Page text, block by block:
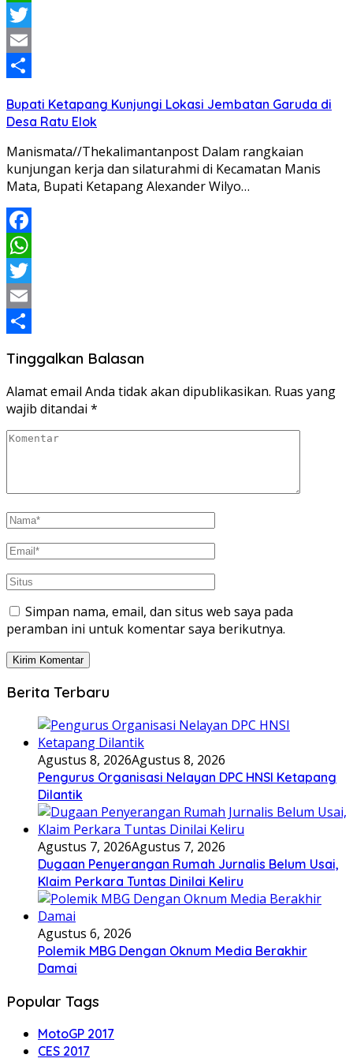
WhatsApp
Twitter
Email
Bupati Ketapang Kunjungi Lokasi Jembatan Garuda di
Desa Ratu Elok
Manismata//Thekalimantanpost Dalam rangkaian
kunjungan kerja dan silaturahmi di Kecamatan Manis
Mata, Bupati Ketapang Alexander Wilyo…
Facebook
WhatsApp
Twitter
Email
Tinggalkan Balasan
Alamat email Anda tidak akan dipublikasikan. Ruas yang
wajib ditandai *
Simpan nama, email, dan situs web saya pada
peramban ini untuk komentar saya berikutnya.
Berita Terbaru
Agustus 8, 2026Agustus 8, 2026
Pengurus Organisasi Nelayan DPC HNSI Ketapang
Dilantik
Agustus 7, 2026Agustus 7, 2026
Dugaan Penyerangan Rumah Jurnalis Belum Usai,
Klaim Perkara Tuntas Dinilai Keliru
Agustus 6, 2026
Polemik MBG Dengan Oknum Media Berakhir
Damai
Popular Tags
MotoGP 2017
CES 2017